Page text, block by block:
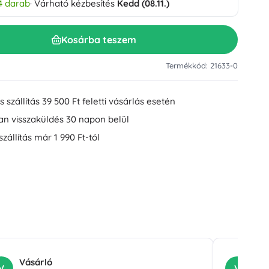
WC-kiegészítők
Kád- és zuhanykiegészítők
darab· Várható kézbesítés Kedd (08.11.)
Kosárba teszem
Termékkód: 21633-0
szállítás 39 500 Ft feletti vásárlás esetén
visszaküldés 30 napon belül
már 1 990 Ft-tól
Vásárló